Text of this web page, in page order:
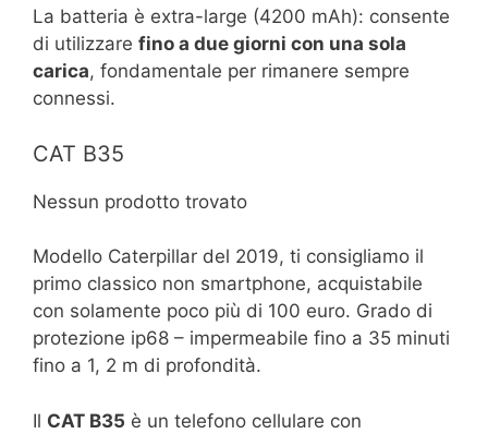
La batteria è extra-large (4200 mAh): consente
di utilizzare fino a due giorni con una sola
carica, fondamentale per rimanere sempre
connessi.
CAT B35
Nessun prodotto trovato
Modello Caterpillar del 2019, ti consigliamo il
primo classico non smartphone, acquistabile
con solamente poco più di 100 euro. Grado di
protezione ip68 – impermeabile fino a 35 minuti
fino a 1, 2 m di profondità.
Il CAT B35 è un telefono cellulare con